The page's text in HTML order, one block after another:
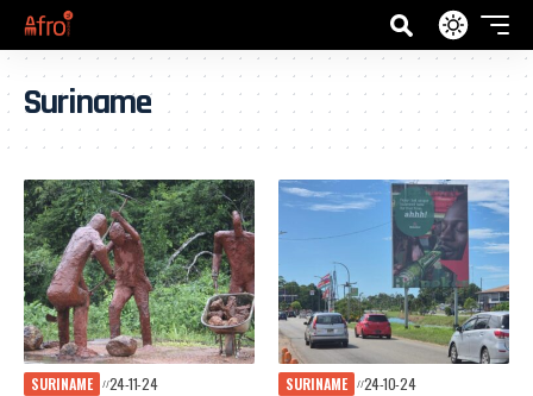
Suriname
SURINAME 24-11-24 SURINAME 24-10-24